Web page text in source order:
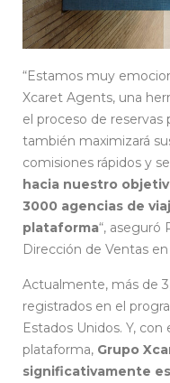
“Estamos muy
Xcaret Agents, una
el proceso de reservas
también maximizará
comisiones rápidos y
hacia nuestro
3000 agencias de
plataforma“, aseguró
Dirección de Ventas
Actualmente, más de
registrados en el
Estados Unidos. Y,
plataforma, Grupo
significativamente